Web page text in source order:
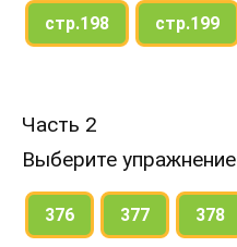
стр.198 стр.199
Часть 2
Выберите упражнение
376 377 378